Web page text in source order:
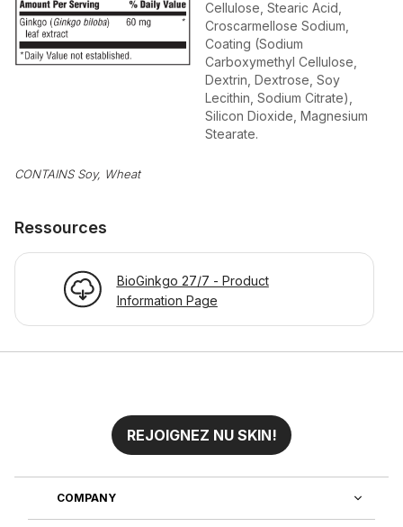
Cellulose, Stearic Acid,
Croscarmellose Sodium,
Coating (Sodium
Carboxymethyl Cellulose,
Dextrin, Dextrose, Soy
Lecithin, Sodium Citrate),
Silicon Dioxide, Magnesium
Stearate.
CONTAINS Soy, Wheat
Ressources
BioGinkgo 27/7 - Product
Information Page
REJOIGNEZ NU SKIN!
COMPANY